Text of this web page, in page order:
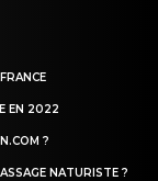
EN 2022
?
NATURISTE ?